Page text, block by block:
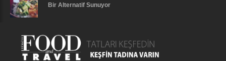
Bir Alternatif Sunuyor